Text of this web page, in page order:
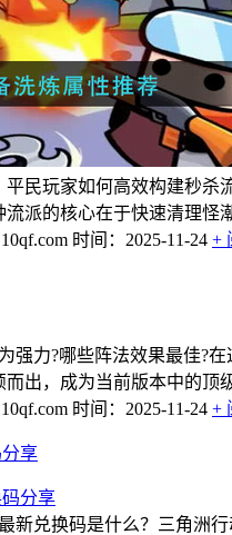
民玩家如何高效构建秒
派的核心在于快速清理怪
时间：2025-11-24 +
强力?哪些阵法效果最佳?
出，成为当前版本中的顶
时间：2025-11-24 +
享
新兑换码是什么？三角洲